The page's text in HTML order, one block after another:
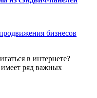
бизнесов
в интернете?
ряд важных